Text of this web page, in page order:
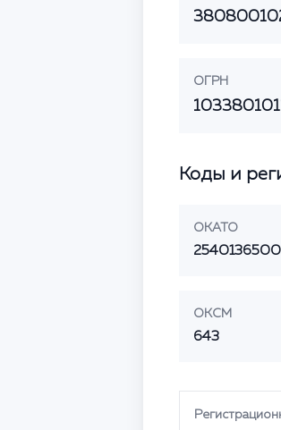
ОГРН
Коды и
ОКАТО
ОКСМ
643